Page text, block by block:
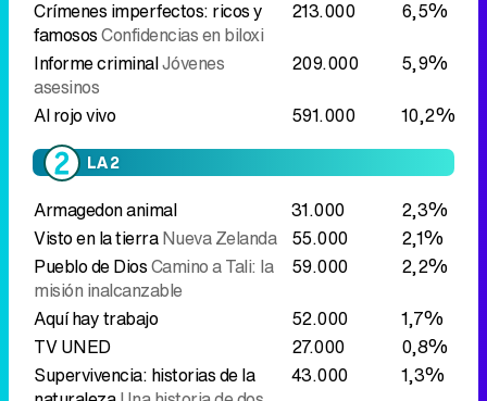
LA 2
Armagedon animal 31.000
2,3%
Visto en la tierra
Pueblo de Dios
misión inalcanzable
59.000
2,2%
Aquí hay trabajo
TV UNED
27.000
0,8%
Supervivencia: historias de la
naturalezaUna historia de dos
familias
43.000 1,3%
Para todos La 2
CronicasUtopías cercanas 62.000
0,7%
Zoom net
99.000
0,9%
Docufilia
116.000 0,9%